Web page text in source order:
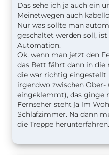
Das sehe ich ja auch ein
Meinetwegen auch
Nur was sollte man
geschaltet werden soll,
Automation.
Ok, wenn man jetzt den
das Bett fährt dann in die
die war richtig eingestellt
irgendwo zwischen Ober-
eingeklemmt), das ginge
Fernseher steht ja im
Schlafzimmer. Na dann
die Treppe